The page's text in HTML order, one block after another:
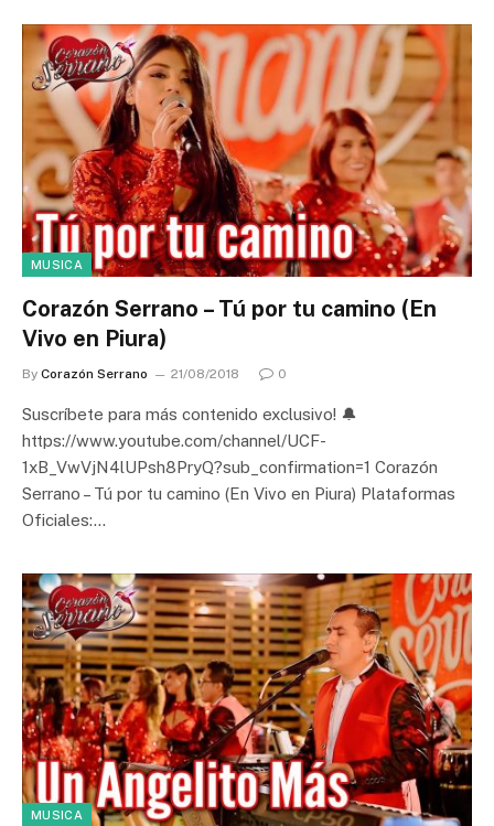
MUSICA
Corazón Serrano – Tú por tu camino (En
Vivo en Piura)
By Corazón Serrano 21/08/2018 0
Suscríbete para más contenido exclusivo! 🔔
https://www.youtube.com/channel/UCF-
1xB_VwVjN4lUPsh8PryQ?sub_confirmation=1 Corazón
Serrano – Tú por tu camino (En Vivo en Piura) Plataformas
Oficiales:…
MUSICA